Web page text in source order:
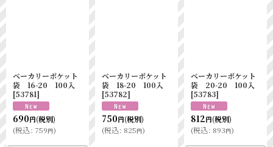
ベーカリーポケット
袋 16-20 100入
[53781]
690円(税別)
(税込: 759円)
ベーカリーポケット
袋 18-20 100入
[53782]
750円(税別)
(税込: 825円)
ベーカリーポケット
袋 20-20 100入
[53783]
812円(税別)
(税込: 893円)